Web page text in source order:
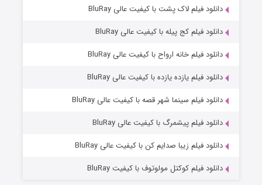
دانلود فیلم لاک پشت با کیفیت عالی BluRay
دانلود فیلم کج‌ پیله با کیفیت عالی BluRay
دانلود فیلم خانه ارواح با کیفیت عالی BluRay
دانلود فیلم یازده یازده با کیفیت عالی BluRay
دانلود فیلم سینما شهر قصه با کیفیت عالی BluRay
دانلود فیلم پیشمرگ با کیفیت عالی BluRay
دانلود فیلم زیبا صدایم کن با کیفیت عالی BluRay
دانلود فیلم کوکتل مولوتوف با کیفیت BluRay